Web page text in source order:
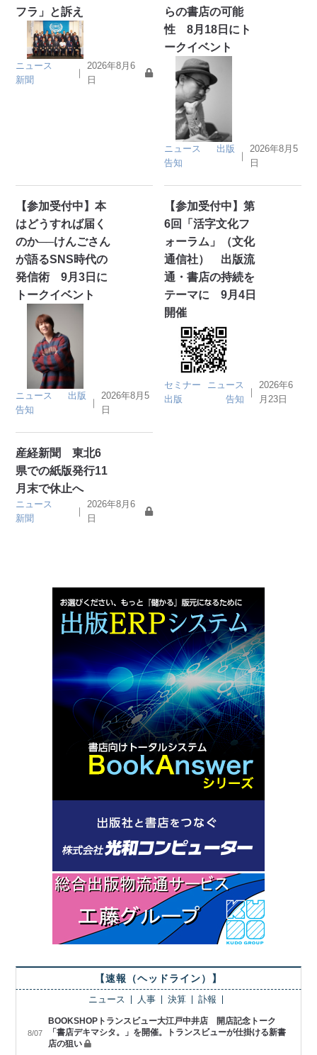
フラ」と訴え
ニュース
新聞
｜
2026年8月6
日
らの書店の可能
性 8月18日にト
ークイベント
ニュース
出版
告知
｜
2026年8月5
日
【参加受付中】本
はどうすれば届く
のか──けんごさん
が語るSNS時代の
発信術 9月3日に
トークイベント
ニュース
出版
告知
｜
2026年8月5
日
【参加受付中】第
6回「活字文化フ
ォーラム」（文化
通信社） 出版流
通・書店の持続を
テーマに 9月4日
開催
セミナー
ニュース
出版
告知
｜
2026年6
月23日
産経新聞 東北6
県での紙版発行11
月末で休止へ
ニュース
新聞
｜
2026年8月6
日
【速報（ヘッドライン）】
ニュース 人事 決算 訃報
8/07
BOOKSHOPトランスビュー大江戸中井店 開店記念トーク
「書店デキマシタ。」を開催。トランスビューが仕掛ける新書
店の狙い